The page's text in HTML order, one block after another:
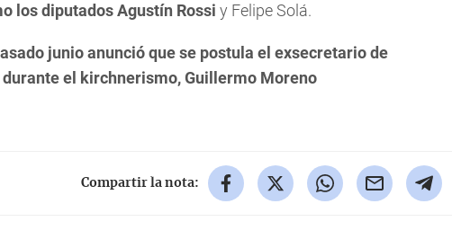
los diputados Agustín Rossi y Felipe Solá.
junio anunció que se postula el exsecretario de
el kirchnerismo, Guillermo Moreno
Compartir la nota: